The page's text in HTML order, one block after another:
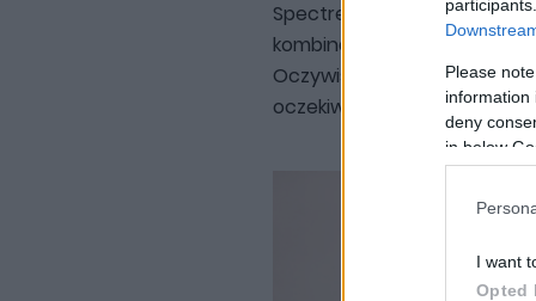
Please
information
deny
in below
I want
Opted
Spectre Inspired by
kombinacjach
Oczywiście każdą z nich
oczekiwań.